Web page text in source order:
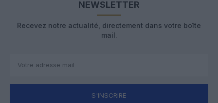
NEWSLETTER
Recevez notre actualité, directement dans votre boîte
mail.
S'INSCRIRE